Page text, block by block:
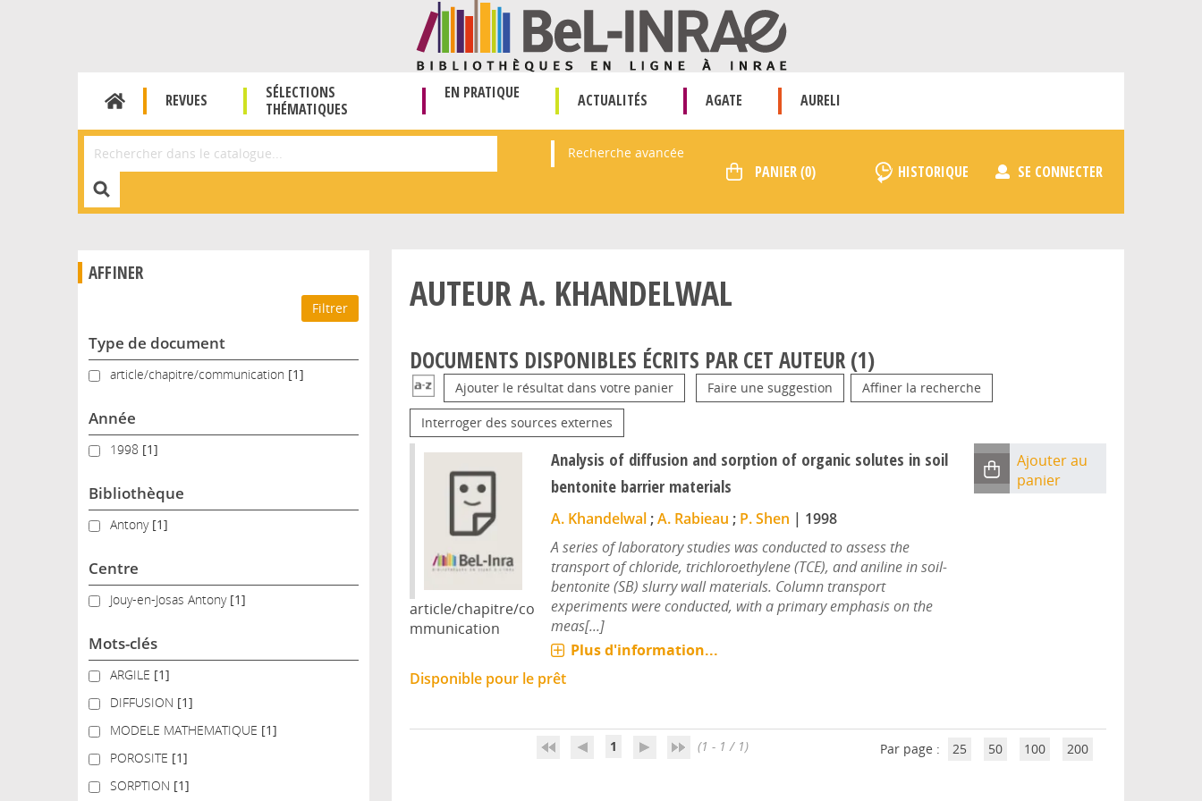
REVUES
SÉLECTIONS
THÉMATIQUES
EN PRATIQUE ACTUALITÉS AGATE AURELI
Affiner la Recherche Recherche avancée
HISTORIQUE SE CONNECTER
AFFINER
Type de document
article/chapitre/communication
article/chapitre/communication [1]
Année
19981998 [1]
Bibliothèque
AntonyAntony [1]
Centre
Jouy-en-Josas Antony
Jouy-en-Josas Antony [1]
Mots-clés
ARGILEARGILE [1]
DIFFUSION
DIFFUSION [1]
MODELE MATHEMATIQUE
MODELE MATHEMATIQUE [1]
POROSITE
POROSITE [1]
SORPTION
SORPTION [1]
AUTEUR A. KHANDELWAL
DOCUMENTS DISPONIBLES ÉCRITS PAR CET AUTEUR (1)
Ajouter le résultat dans votre panier Faire une suggestion Affiner la recherche
Interroger des sources externes
article/chapitre/co
mmunication
Analysis of diffusion and sorption of organic solutes in soil
bentonite barrier materials
A. Khandelwal;A. Rabieau ; P. Shen | 1998
A series of laboratory studies was conducted to assess the
transport of chloride, trichloroethylene (TCE), and aniline in soil-
bentonite (SB) slurry wall materials. Column transport
experiments were conducted, with a primary emphasis on the
meas[...]
Plus d'information...
Ajouter au
panier
Disponible pour le prêt
1 (1 - 1 / 1) Par page : 25 50 100 200